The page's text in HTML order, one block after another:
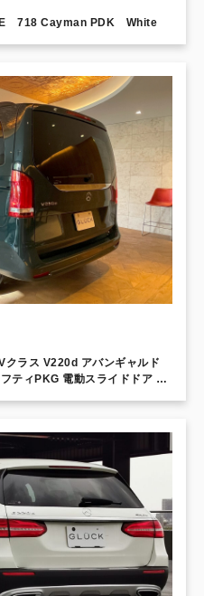
718 Cayman PDK White
クラス V220d アバンギャルド
ティPKG 電動スライドドア パ